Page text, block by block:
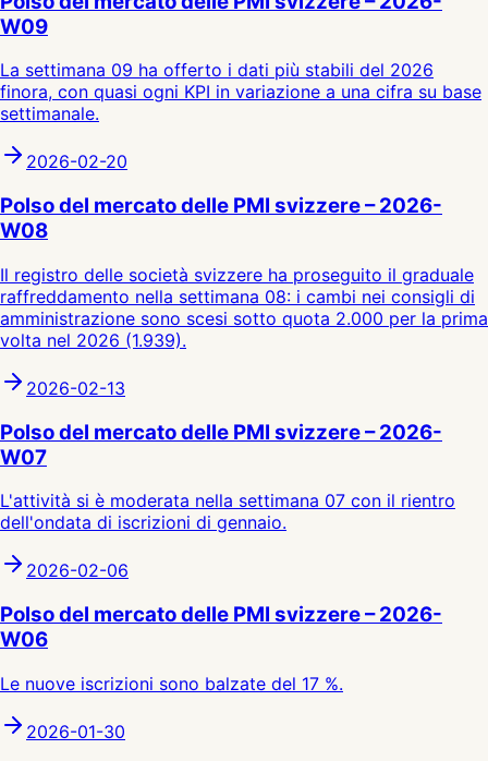
W09
La settimana 09 ha offerto i dati più stabili del 2026
finora, con quasi ogni KPI in variazione a una cifra su base
settimanale.
2026-02-20
Polso del mercato delle PMI svizzere – 2026-
W08
Il registro delle società svizzere ha proseguito il graduale
raffreddamento nella settimana 08: i cambi nei consigli di
amministrazione sono scesi sotto quota 2.000 per la prima
volta nel 2026 (1.939).
2026-02-13
Polso del mercato delle PMI svizzere – 2026-
W07
L'attività si è moderata nella settimana 07 con il rientro
dell'ondata di iscrizioni di gennaio.
2026-02-06
Polso del mercato delle PMI svizzere – 2026-
W06
Le nuove iscrizioni sono balzate del 17 %.
2026-01-30